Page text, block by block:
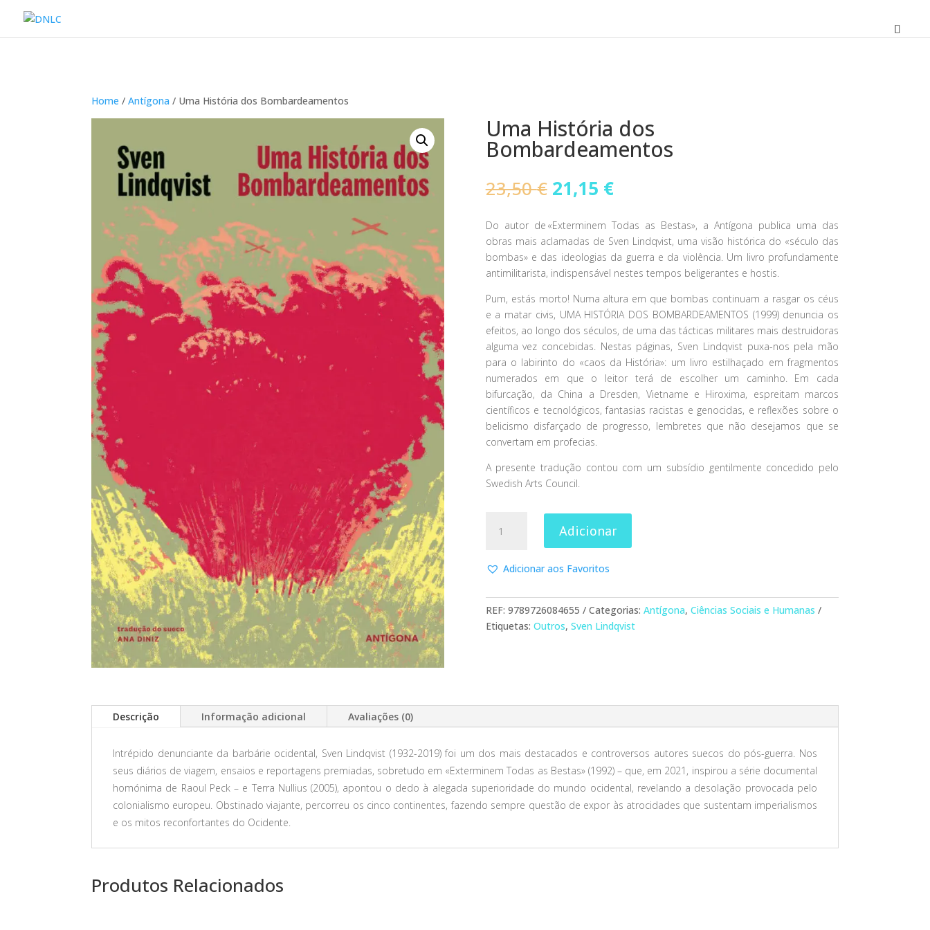
Home / Antígona / Uma História dos Bombardeamentos
Uma História dos
Bombardeamentos
23,50€ O
preço
original
era:
23,50 €.
21,15 €O
preço
atual
é:
21,15 €.
Do autor de «Exterminem Todas as Bestas», a Antígona publica uma das
obras mais aclamadas de Sven Lindqvist, uma visão histórica do «século das
bombas» e das ideologias da guerra e da violência. Um livro profundamente
antimilitarista, indispensável nestes tempos beligerantes e hostis.
Pum, estás morto! Numa altura em que bombas continuam a rasgar os céus
e a matar civis, UMA HISTÓRIA DOS BOMBARDEAMENTOS (1999) denuncia os
efeitos, ao longo dos séculos, de uma das tácticas militares mais destruidoras
alguma vez concebidas. Nestas páginas, Sven Lindqvist puxa-nos pela mão
para o labirinto do «caos da História»: um livro estilhaçado em fragmentos
numerados em que o leitor terá de escolher um caminho. Em cada
bifurcação, da China a Dresden, Vietname e Hiroxima, espreitam marcos
científicos e tecnológicos, fantasias racistas e genocidas, e reflexões sobre o
belicismo disfarçado de progresso, lembretes que não desejamos que se
convertam em profecias.
A presente tradução contou com um subsídio gentilmente concedido pelo
Swedish Arts Council.
História
Bombardeamentos
Adicionar
Adicionar aos Favoritos
REF: 9789726084655 Categorias: Antígona, Ciências Sociais e Humanas
Etiquetas: Outros, Sven Lindqvist
Descrição Informação adicional Avaliações (0)
Intrépido denunciante da barbárie ocidental, Sven Lindqvist (1932-2019) foi um dos mais destacados e controversos autores suecos do pós-guerra. Nos
seus diários de viagem, ensaios e reportagens premiadas, sobretudo em «Exterminem Todas as Bestas» (1992) – que, em 2021, inspirou a série documental
homónima de Raoul Peck – e Terra Nullius (2005), apontou o dedo à alegada superioridade do mundo ocidental, revelando a desolação provocada pelo
colonialismo europeu. Obstinado viajante, percorreu os cinco continentes, fazendo sempre questão de expor às atrocidades que sustentam imperialismos
e os mitos reconfortantes do Ocidente.
Produtos Relacionados